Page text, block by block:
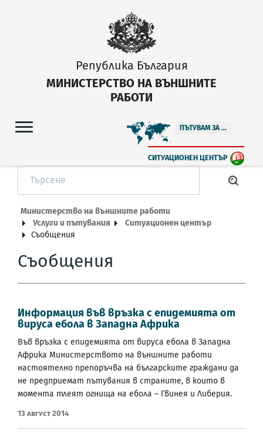
Република България
МИНИСТЕРСТВО НА ВЪНШНИТЕ
РАБОТИ
ПЪТУВАМ ЗА ...
СИТУАЦИОНЕН ЦЕНТЪР
Министерство на външните работи
Услуги и пътувания
Ситуационен център
Съобщения
Съобщения
Информация във връзка с епидемията от
вируса ебола в Западна Африка
Във връзка с епидемията от вируса ебола в Западна
Африка Министерството на външните работи
настоятелно препоръчва на българските граждани да
не предприемат пътувания в страните, в които в
момента тлеят огнища на ебола – Гвинея и Либерия.
13 Август 2014